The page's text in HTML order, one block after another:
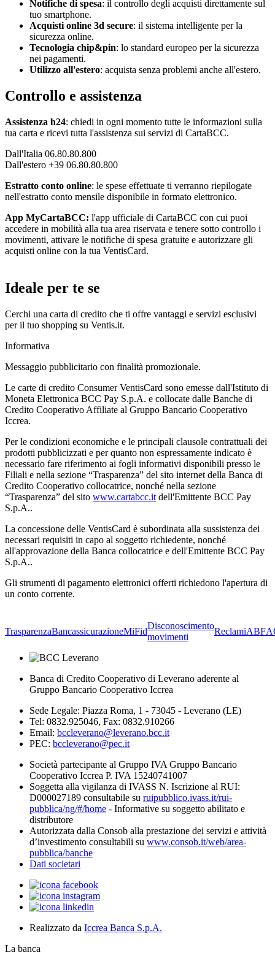
Notifiche di spesa: il controllo degli acquisti direttamente sul
tuo smartphone.
Acquisti online 3d secure: il sistema intelligente per la
sicurezza online.
Tecnologia chip&pin: lo standard europeo per la sicurezza
nei pagamenti.
Utilizzo all'estero: acquista senza problemi anche all'estero.
Controllo e assistenza
Assistenza h24: chiedi in ogni momento tutte le informazioni sulla
tua carta e ricevi tutta l'assistenza sui servizi di CartaBCC.
Dall'Italia 06.80.80.800
Dall'estero +39 06.80.80.800
Estratto conto online: le spese effettuate ti verranno riepilogate
nell'estratto conto mensile disponibile in formato elettronico.
App MyCartaBCC: l'app ufficiale di CartaBCC con cui puoi
accedere in mobilità alla tua area riservata e tenere sotto controllo i
movimenti, attivare le notifiche di spesa gratuite e autorizzare gli
acquisti online con la tua VentisCard.
Ideale per te se
Cerchi una carta di credito che ti offre vantaggi e servizi esclusivi
per il tuo shopping su Ventis.it.
Informativa
Messaggio pubblicitario con finalità promozionale.
Le carte di credito Consumer VentisCard sono emesse dall'Istituto di
Moneta Elettronica BCC Pay S.p.A. e collocate dalle Banche di
Credito Cooperativo Affiliate al Gruppo Bancario Cooperativo
Iccrea.
Per le condizioni economiche e le principali clausole contrattuali dei
prodotti pubblicizzati e per quanto non espressamente indicato è
necessario fare riferimento ai fogli informativi disponibili presso le
Filiali e nella sezione “Trasparenza” del sito internet della Banca di
Credito Cooperativo collocatrice, nonché nella sezione
“Trasparenza” del sito www.cartabcc.it dell'Emittente BCC Pay
S.p.A..
La concessione delle VentisCard è subordinata alla sussistenza dei
necessari requisiti in capo al soggetto richiedente, nonché
all'approvazione della Banca collocatrice e dell'Emittente BCC Pay
S.p.A..
Gli strumenti di pagamento elettronici offerti richiedono l'apertura di
un conto corrente.
TrasparenzaBancassicurazioneMiFid
Disconoscimento
movimenti
ReclamiABF
Banca di Credito Cooperativo di Leverano aderente al
Gruppo Bancario Cooperativo Iccrea
Sede Legale: Piazza Roma, 1 - 73045 - Leverano (LE)
Tel: 0832.925046, Fax: 0832.910266
Email: bccleverano@leverano.bcc.it
PEC: bccleverano@pec.it
Società partecipante al Gruppo IVA Gruppo Bancario
Cooperativo Iccrea P. IVA 15240741007
Soggetta alla vigilanza di IVASS N. Iscrizione al RUI:
D000027189 consultabile su ruipubblico.ivass.it/rui-
pubblica/ng/#/home - Informative su soggetto abilitato e
distributore
Autorizzata dalla Consob alla prestazione dei servizi e attività
d’investimento consultabili su www.consob.it/web/area-
pubblica/banche
Dati societari
Realizzato da Iccrea Banca S.p.A.
La banca